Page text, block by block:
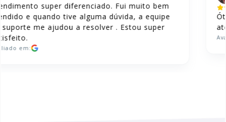
super diferenciado. Fui muito bem
e quando tive alguma dúvida, a equipe
suporte me ajudou a resolver . Estou super
em: